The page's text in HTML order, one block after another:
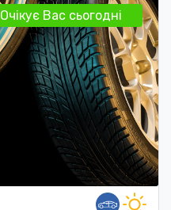
Очікує Вас сьогодні